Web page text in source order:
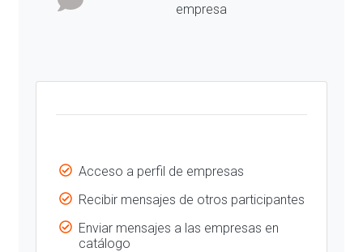
empresa
Acceso a perfil de empresas
Recibir mensajes de otros participantes
Enviar mensajes a las empresas en
catálogo